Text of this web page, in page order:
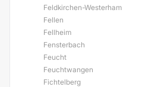
Feldkirchen-Westerham
Fellen
Fellheim
Fensterbach
Feucht
Feuchtwangen
Fichtelberg